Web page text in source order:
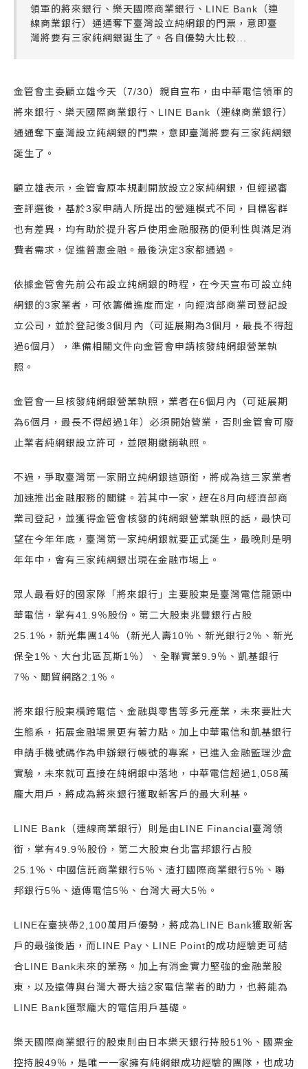
領軍的將來銀行、樂天國際商業銀行、LINE Bank（連
線商業銀行）通通奪下臺灣設立純網銀的門票，意即臺
灣將要有三家純網銀誕生了。各自優勢大比較...
金管會主委顧立雄今天（7/30）親自宣布，由中華電信領軍的
將來銀行、樂天國際商業銀行、LINE Bank（連線商業銀行）
通通奪下臺灣設立純網銀的門票，意即臺灣將要有三家純網銀
誕生了。
顧立雄表示，金管會原本規劃開放設立2家純網銀，但經過審
查評選後，基於3家申請人所提出的營運模式不同，目標客群
也有差異，均有助於提升客戶使用金融服務的便利性與滿足消
費者需求，促進普惠金融。最後決定3家都通過。
依據金管會先前公布設立純網銀的時程，在今天宣布可設立純
網銀的3家業者，可依籌備進度而定，向經濟部商業司登記設
立公司，並於登記後3個月內（可延展期為3個月，最長不得超
過6個月），準備相關文件向金管會申請核發純網銀營業執
照。
金管會一旦核發純網銀營業執照，業者在6個月內（可延展期
為6個月，最長不得超過1年）必須開始營業，否則金管會可廢
止業者純網銀設立許可，並限期繳銷執照。
不過，爭取臺灣第一家開立純網銀這頭銜，將成為這三家業者
加速推出金融服務的關鍵。若其中一家，趕在8月向經濟部商
業司登記，並獲得金管會核發的純網銀營業執照的話，最快可
望在今年年底，臺灣第一家純網銀就要正式誕生，最晚則是明
年年中，會有三家純網銀出現在金融市場上。
眾人最看好的國家隊「將來銀行」主要股東是臺灣電信龍頭中
華電信，掌有41.9％股份。第二大股東兆豐銀行占股
25.1％，新光集團14％（新光人壽10％、新光銀行2％、新光
保全1％、大台北區瓦斯1％）、全聯實業9.9％、凱基銀行
7％、關貿網路2.1％。
將來銀行股東橫跨電信、金融與零售等多元產業，未來要壯大
生態系，拓展金融場景更有著力點。加上中華電信和凱基銀行
申請手機號碼作為申辦銀行帳號的專案，已進入金融監理沙盒
實驗，未來就可直接在純網銀中落地，中華電信超過1,058萬
龐大用戶，將成為將來銀行獲取新客戶的最大利基。
LINE Bank（連線商業銀行）則是由LINE Financial臺灣領
銜，掌有49.9％股份，第二大股東台北富邦銀行占股
25.1％、中國信託商業銀行5％、渣打國際商業銀行5％、聯
邦銀行5％、遠傳電信5％、台灣大哥大5％。
LINE在臺挾帶2,100萬用戶優勢，將成為LINE Bank獲取新客
戶的最強後盾，而LINE Pay、LINE Point的成功經驗更可結
合LINE Bank未來的業務。加上有消金實力堅強的金融業股
東，以及遠傳與台灣大哥大這2家電信業者的助力，也將能為
LINE Bank匯聚龐大的電信用戶基礎。
樂天國際商業銀行的股東則由日本樂天銀行持股51％、國票金
控持股49％，是唯一一家擁有純網銀成功經驗的團隊，也成功